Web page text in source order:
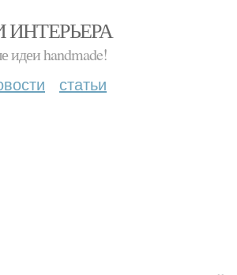
ИНТЕРЬЕРА
идеи handmade!
статьи